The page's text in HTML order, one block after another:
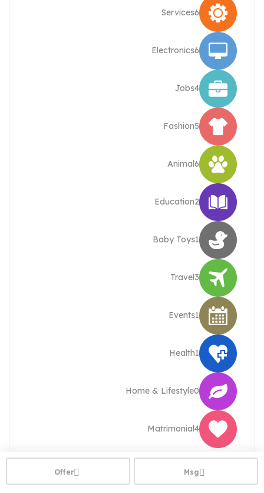
Services6
Electronics6
Jobs4
Fashion5
Animal6
Education2
Baby Toys1
Travel3
Events1
Health1
Home & Lifestyle0
Matrimonial4
Msg
Offer